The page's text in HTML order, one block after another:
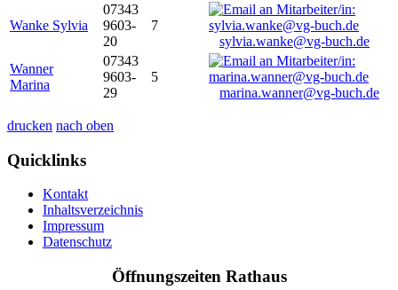
Wanke Sylvia
07343
9603-
20
7
sylvia.wanke@vg-buch.de
Wanner
Marina
07343
9603-
29
5
marina.wanner@vg-buch.de
drucken nach oben
Quicklinks
Kontakt
Inhaltsverzeichnis
Impressum
Datenschutz
Öffnungszeiten Rathaus